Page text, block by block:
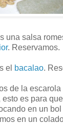
una salsa
. Reservamos.
el bacalao.
de la escarola
es para
en un
en un